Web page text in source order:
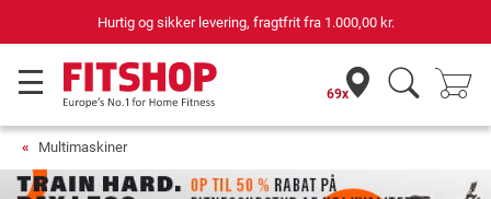
Hurtig og sikker levering, fragtfrit fra 1.000,00 kr.
69x
Multimaskiner